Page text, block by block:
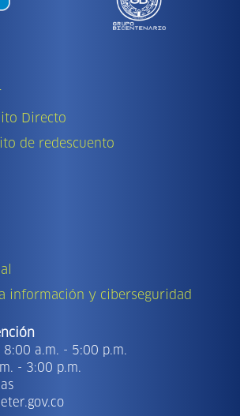
Directo
de redescuento
información y ciberseguridad
8:00 a.m. - 5:00 p.m.
- 3:00 p.m.